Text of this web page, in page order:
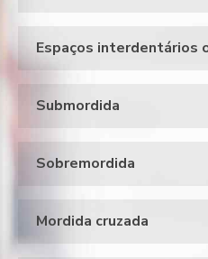
Espaços interdentários
Submordida
Sobremordida
Mordida cruzada